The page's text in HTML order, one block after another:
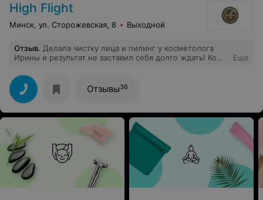
High Flight
Минск, ул. Сторожевская, 8 Выходной
Отзыв. Делала чистку лица и пилинг у косметолога
Ирины и результат не заставил себя долго ждать! Кожа
за мое красивое личико!
Еще
Отзывы36